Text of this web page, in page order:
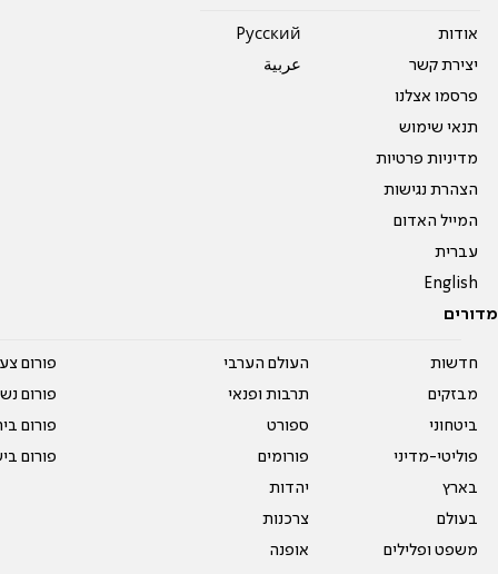
אודות
יצירת קשר
פרסמו אצלנו
תנאי שימוש
מדיניות פרטיות
הצהרת נגישות
המייל האדום
עברית
English
Pусский
عربية
מדורים
חדשות
מבזקים
ביטחוני
פוליטי-מדיני
בארץ
בעולם
משפט ופלילים
העולם הערבי
תרבות ופנאי
ספורט
פורומים
יהדות
צרכנות
אופנה
פורום
פורום
פורום
פורום